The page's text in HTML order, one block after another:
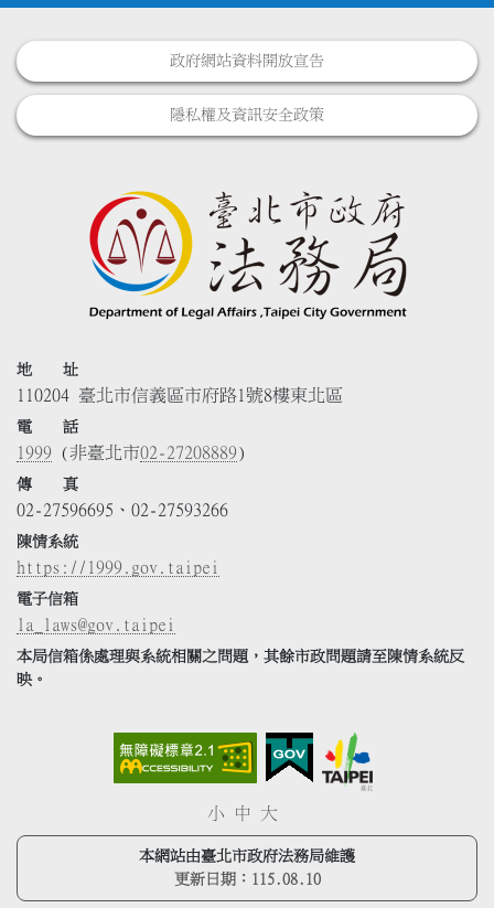
政府網站資料開放宣告
隱私權及資訊安全政策
地 址
110204 臺北市信義區市府路1號8樓東北區
電 話
1999 (非臺北市02-27208889)
傳 真
02-27596695、02-27593266
陳情系統
https://1999.gov.taipei
電子信箱
la_laws@gov.taipei
本局信箱係處理與系統相關之問題，其餘市政問題請至陳情系統反
映。
小 中 大
本網站由臺北市政府法務局維護
更新日期： 115.08.10